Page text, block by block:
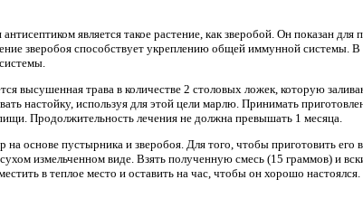
является такое растение, как зверобой. Он показан для
зверобоя способствует укреплению общей иммунной системы. В
высушенная трава в количестве 2 столовых ложек, которую
настойку, используя для этой цели марлю. Принимать
Продолжительность лечения не должна превышать 1 месяца.
на основе пустырника и зверобоя. Для того, чтобы приготовить
измельченном виде. Взять полученную смесь (15 граммов) и
в теплое место и оставить на час, чтобы он хорошо